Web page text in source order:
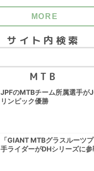
MORE
サイト内検索
MTB
JPFのMTBチーム所属選手が
リンピック優勝
「GIANT MTBグラスルーツ
手ライダーがDHシリーズに参